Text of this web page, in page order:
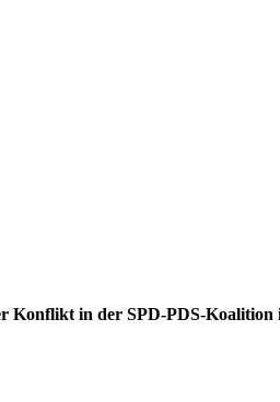
Konflikt in der SPD-PDS-